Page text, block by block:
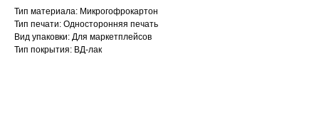
Тип материала: Микрогофрокартон
Тип печати: Односторонняя печать
Вид упаковки: Для маркетплейсов
Тип покрытия: ВД-лак